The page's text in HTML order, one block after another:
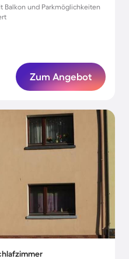
Balkon und Parkmöglichkeiten
Zum Angebot